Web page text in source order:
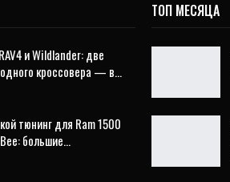
и Wildlander: две
кроссовера — в…
тюнинг для Ram 1500
большие…
ТОП МЕСЯЦА